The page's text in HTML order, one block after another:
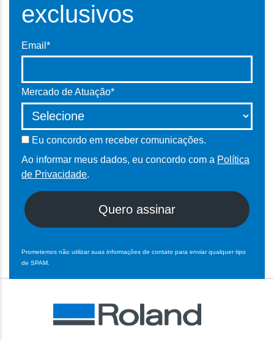
exclusivos
Email*
Mercado de Atuação*
Eu concordo em receber comunicações.
Ao informar meus dados, eu concordo com a Política
de Privacidade.
Quero assinar
Prometemos não utilizar suas informações de contato para enviar qualquer tipo
de SPAM.